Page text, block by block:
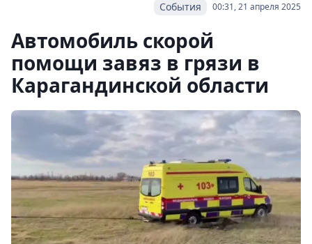
00:31, 21 апреля 2025
События
Автомобиль скорой
помощи завяз в грязи в
Карагандинской области